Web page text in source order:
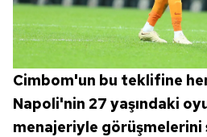
Cimbom'un bu teklifine
Napoli'nin 27 yaşındaki
menajeriyle görüşmelerini